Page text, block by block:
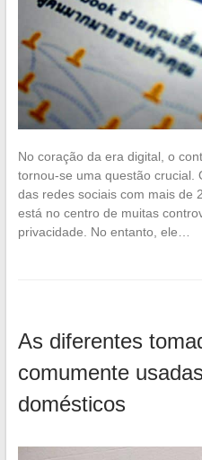
No coração da era digital, o
tornou-se uma questão crucial.
das redes sociais com mais de
está no centro de muitas
privacidade. No entanto, ele…
As diferentes
comumente
domésticos